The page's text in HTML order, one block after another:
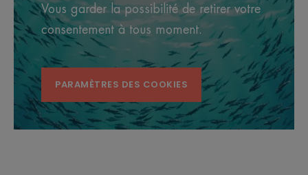
Vous garder la possibilité de retirer votre
consentement à tous moment.
PARAMÈTRES DES COOKIES